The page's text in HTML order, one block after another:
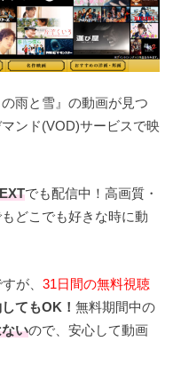
雨と雪』の動画が見つ
ンド(VOD)サービスで映
でも配信中！高画質・
どこでも好きな時に動
が、 31日間の無料視聴
てもOK！ 無料期間中の
いので、安心して動画